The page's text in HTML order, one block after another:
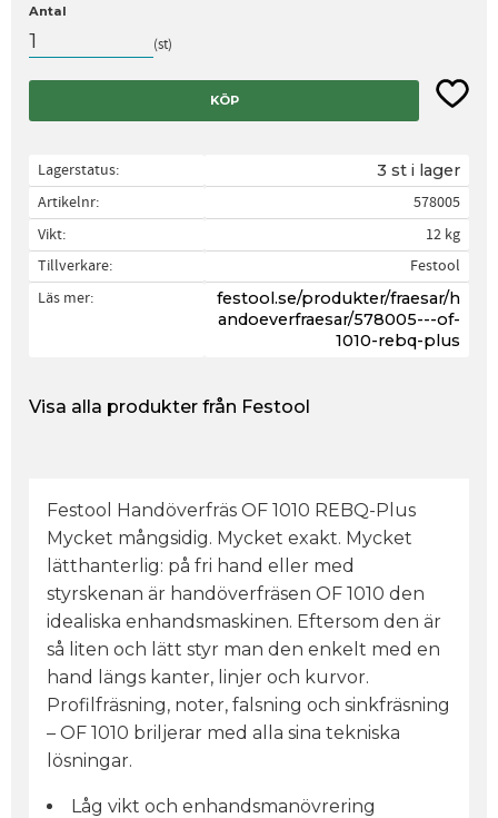
Antal
st
KÖP Lägg
Lagerstatus 3 st i lager
Artikelnr
578005
Vikt
12 kg
Tillverkare
Festool
Läs mer
festool.se/produkter/fraesar/h
andoeverfraesar/578005---of-
1010-rebq-plus
Visa alla produkter från Festool
Festool Handöverfräs OF 1010 REBQ-Plus
Mycket mångsidig. Mycket exakt. Mycket
lätthanterlig: på fri hand eller med
styrskenan är handöverfräsen OF 1010 den
idealiska enhandsmaskinen. Eftersom den är
så liten och lätt styr man den enkelt med en
hand längs kanter, linjer och kurvor.
Profilfräsning, noter, falsning och sinkfräsning
– OF 1010 briljerar med alla sina tekniska
lösningar.
Låg vikt och enhandsmanövrering